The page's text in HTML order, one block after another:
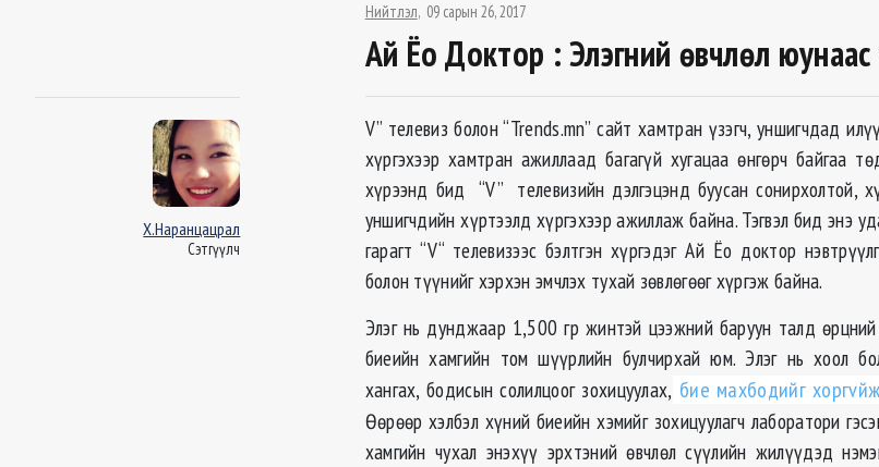
Нийтлэл 09 сарын 26, 2017
Ай Ёо Доктор : Элэгний өвчлөл юунаас
Х.Наранцацрал
Сэтгүүлч
V” телевиз болон “Trends.mn” сайт хамтран үзэгч, уншигчдад
хүргэхээр хамтран ажиллаад багагүй хугацаа өнгөрч байгаа
хүрээнд бид “V” телевизийн дэлгэцэнд буусан сонирхолтой,
уншигчдийн хүртээлд хүргэхээр ажиллаж байна. Тэгвэл бид энэ
гарагт “V“ телевизээс бэлтгэн хүргэдэг Ай Ёо доктор
болон түүнийг хэрхэн эмчлэх тухай зөвлөгөөг хүргэж байна.
Элэг нь дунджаар 1,500 гр жинтэй цээжний баруун талд
биеийн хамгийн том шүүрлийн булчирхай юм. Элэг нь хоол
хангах, бодисын солилцоог зохицуулах, бие махбодийг
Өөрөөр хэлбэл хүний биеийн хэмийг зохицуулагч лаборатори
хамгийн чухал энэхүү эрхтэний өвчлөл сүүлийн жилүүдэд